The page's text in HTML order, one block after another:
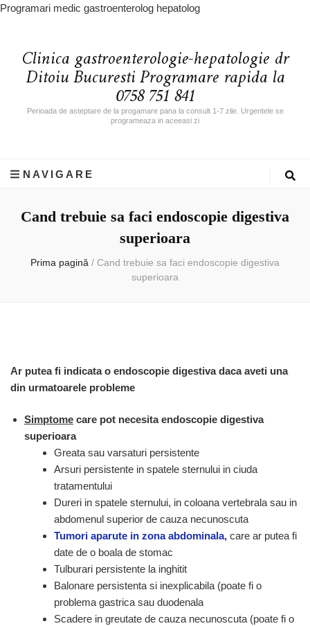
Programari medic gastroenterolog hepatolog
Clinica gastroenterologie-hepatologie dr
Ditoiu Bucuresti Programare rapida la
0758 751 841
Perioada de asteptare de la progamare pana la consult 1-7 zile. Urgentele se
programeaza in aceeasi zi
NAVIGARE
Cand trebuie sa faci endoscopie digestiva
superioara
Prima pagină / Cand trebuie sa faci endoscopie digestiva
superioara
Ar putea fi indicata o endoscopie digestiva daca aveti una
din urmatoarele probleme
Simptome care pot necesita endoscopie digestiva
superioara
Greata sau varsaturi persistente
Arsuri persistente in spatele sternului in ciuda
tratamentului
Dureri in spatele sternului, in coloana vertebrala sau in
abdomenul superior de cauza necunoscuta
Tumori aparute in zona abdominala,care ar putea fi
date de o boala de stomac
Tulburari persistente la inghitit
Balonare persistenta si inexplicabila (poate fi o
problema gastrica sau duodenala
Scadere in greutate de cauza necunoscuta (poate fi o